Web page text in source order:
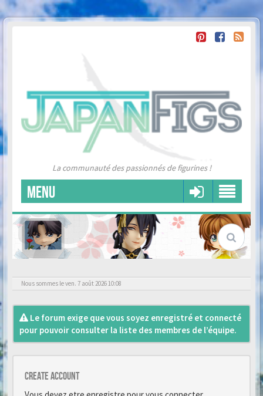
La communauté des passionnés de figurines !
MENU
Nous sommes le ven. 7 août 2026 10:08
Le forum exige que vous soyez enregistré et connecté
pour pouvoir consulter la liste des membres de l’équipe.
Create account